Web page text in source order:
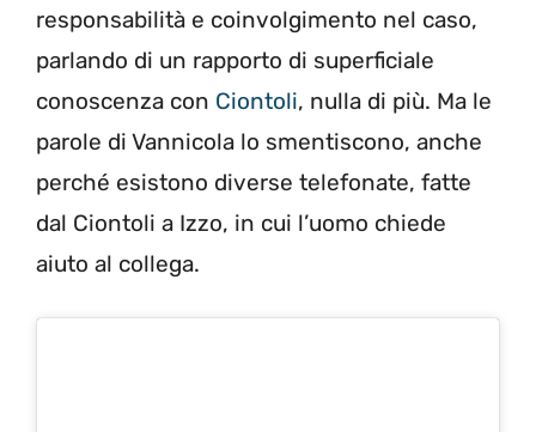
responsabilità e coinvolgimento nel caso,
parlando di un rapporto di superficiale
conoscenza con Ciontoli, nulla di più. Ma le
parole di Vannicola lo smentiscono, anche
perché esistono diverse telefonate, fatte
dal Ciontoli a Izzo, in cui l’uomo chiede
aiuto al collega.